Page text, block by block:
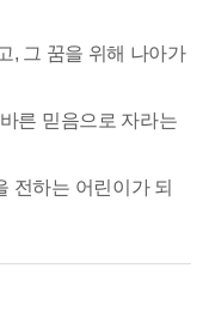
, 그 꿈을 위해 나아가
른 믿음으로 자라는
전하는 어린이가 되